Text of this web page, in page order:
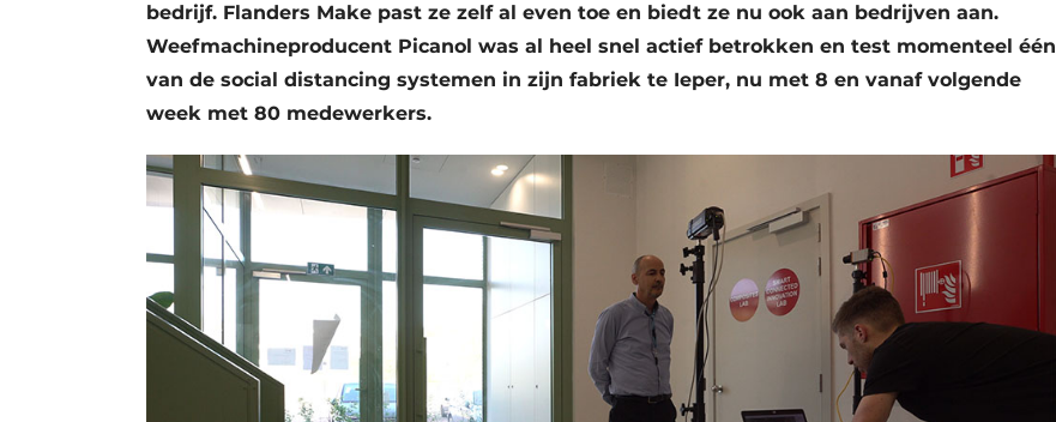
bedrijf. Flanders Make past ze zelf al even toe en biedt ze nu ook aan bedrijven aan.
Weefmachineproducent Picanol was al heel snel actief betrokken en test momenteel één
van de social distancing systemen in zijn fabriek te Ieper, nu met 8 en vanaf volgende
week met 80 medewerkers.